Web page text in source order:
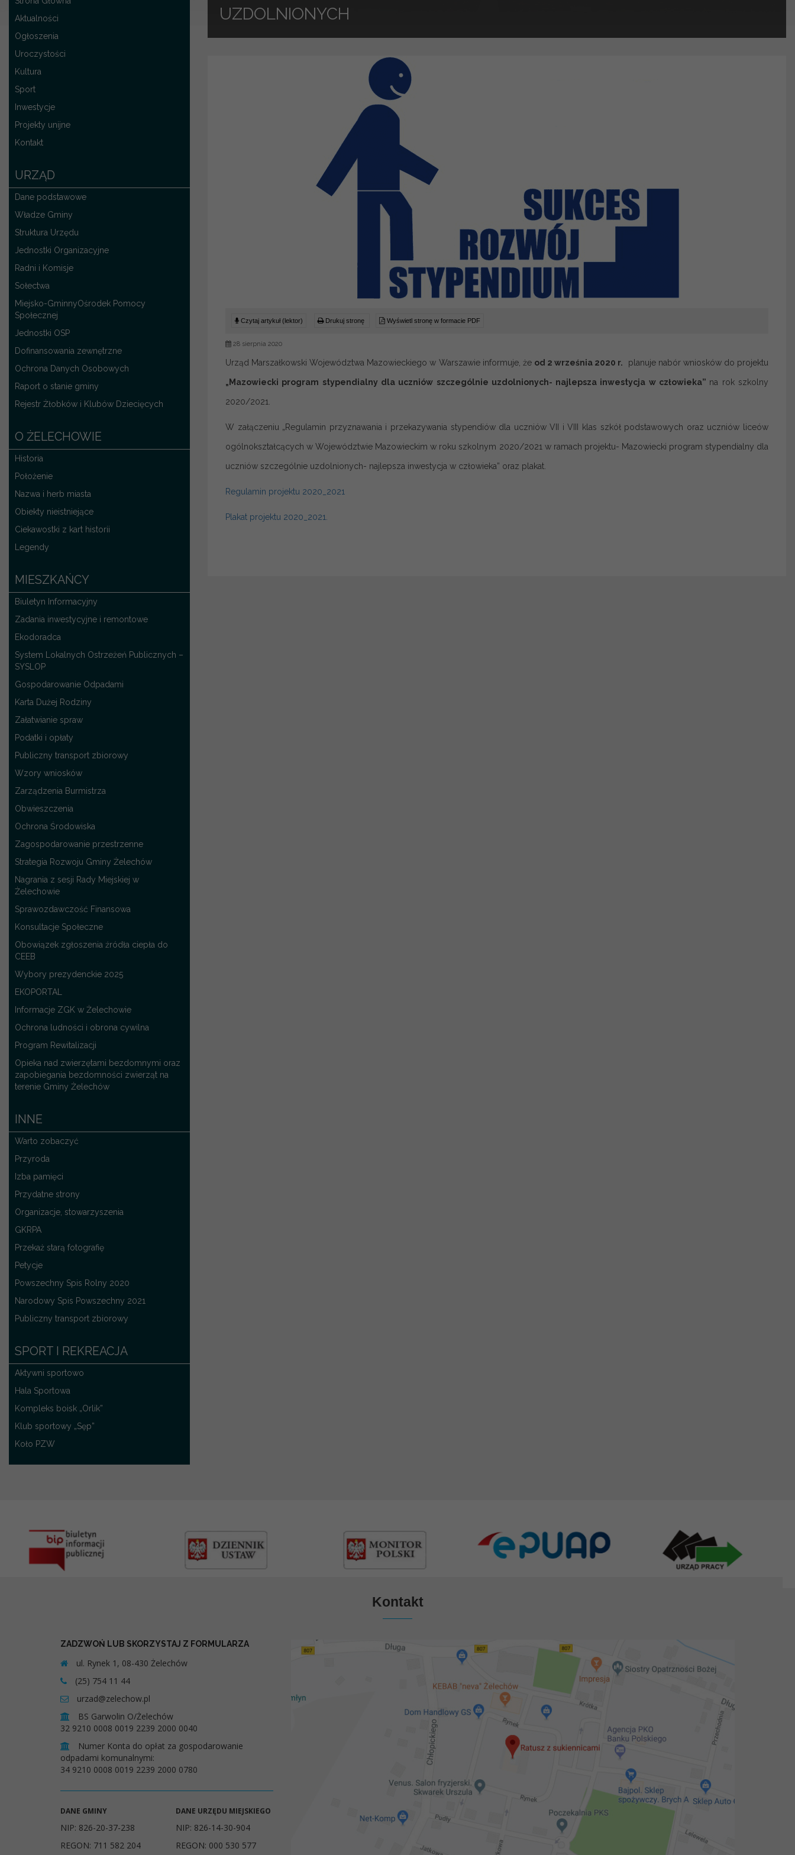
Aktualności
Ogłoszenia
Uroczystości
Kultura
Sport
Inwestycje
Projekty unijne
Kontakt
URZĄD
Dane podstawowe
Władze Gminy
Struktura Urzędu
Jednostki Organizacyjne
Radni i Komisje
Sołectwa
Miejsko-GminnyOśrodek Pomocy
Społecznej
Jednostki OSP
Dofinansowania zewnętrzne
Ochrona Danych Osobowych
Raport o stanie gminy
Rejestr Żłobków i Klubów Dziecięcych
O ŻELECHOWIE
Historia
Położenie
Nazwa i herb miasta
Obiekty nieistniejące
Ciekawostki z kart historii
Legendy
MIESZKAŃCY
Biuletyn Informacyjny
Zadania inwestycyjne i remontowe
Ekodoradca
System Lokalnych Ostrzeżeń Publicznych –
SYSLOP
Gospodarowanie Odpadami
Karta Dużej Rodziny
Załatwianie spraw
Podatki i opłaty
Publiczny transport zbiorowy
Wzory wniosków
Zarządzenia Burmistrza
Obwieszczenia
Ochrona Środowiska
Zagospodarowanie przestrzenne
Strategia Rozwoju Gminy Żelechów
Nagrania z sesji Rady Miejskiej w
Żelechowie
Sprawozdawczość Finansowa
Konsultacje Społeczne
Obowiązek zgłoszenia źródła ciepła do
CEEB
Wybory prezydenckie 2025
EKOPORTAL
Informacje ZGK w Żelechowie
Ochrona ludności i obrona cywilna
Program Rewitalizacji
Opieka nad zwierzętami bezdomnymi oraz
zapobiegania bezdomności zwierząt na
terenie Gminy Żelechów
INNE
Warto zobaczyć
Przyroda
Izba pamięci
Przydatne strony
Organizacje, stowarzyszenia
GKRPA
Przekaż starą fotografię
Petycje
Powszechny Spis Rolny 2020
Narodowy Spis Powszechny 2021
Publiczny transport zbiorowy
SPORT I REKREACJA
Aktywni sportowo
Hala Sportowa
Kompleks boisk „Orlik”
Klub sportowy „Sęp”
Koło PZW
UZDOLNIONYCH
Czytaj artykuł (lektor) Drukuj stronę Wyświetl stronę w formacie PDF
28 sierpnia 2020
Urząd Marszałkowski Województwa Mazowieckiego w Warszawie informuje, że od 2 września 2020 r. planuje nabór wniosków do projektu
„Mazowiecki program stypendialny dla uczniów szczególnie uzdolnionych- najlepsza inwestycja w człowieka” na rok szkolny
2020/2021.
W załączeniu „Regulamin przyznawania i przekazywania stypendiów dla uczniów VII i VIII klas szkół podstawowych oraz uczniów liceów
ogólnokształcących w Województwie Mazowieckim w roku szkolnym 2020/2021 w ramach projektu- Mazowiecki program stypendialny dla
uczniów szczególnie uzdolnionych- najlepsza inwestycja w człowieka” oraz plakat.
Regulamin projektu 2020_2021
Plakat projektu 2020_2021.
Kontakt
ZADZWOŃ LUB SKORZYSTAJ Z FORMULARZA
ul. Rynek 1, 08-430 Żelechów
(25) 754 11 44
urzad@zelechow.pl
BS Garwolin O/Żelechów
32 9210 0008 0019 2239 2000 0040
Numer Konta do opłat za gospodarowanie
odpadami komunalnymi:
34 9210 0008 0019 2239 2000 0780
DANE GMINY
NIP: 826-20-37-238
REGON: 711 582 204
DANE URZĘDU MIEJSKIEGO
NIP: 826-14-30-904
REGON: 000 530 577